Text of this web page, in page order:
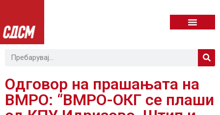
Одговор на прашањата на
ВМРО: “ВМРО-ОКГ се плаши